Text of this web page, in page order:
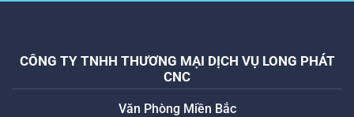
CÔNG TY TNHH THƯƠNG MẠI DỊCH VỤ LONG PHÁT
CNC
Văn Phòng Miền Bắc